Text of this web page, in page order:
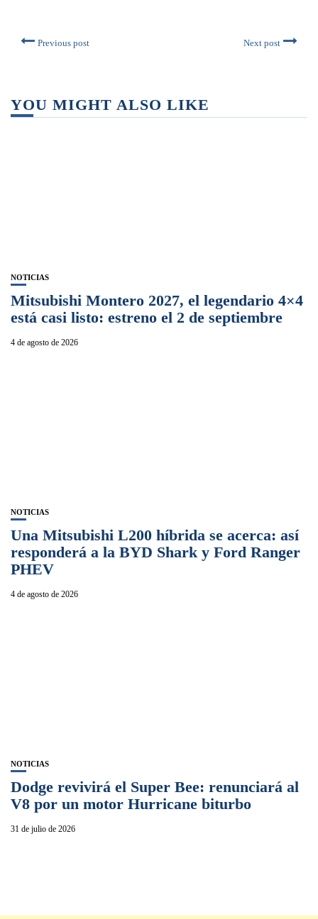
Previous post Next post
YOU MIGHT ALSO LIKE
NOTICIAS
Mitsubishi Montero 2027, el legendario 4×4
está casi listo: estreno el 2 de septiembre
4 de agosto de 2026
NOTICIAS
Una Mitsubishi L200 híbrida se acerca: así
responderá a la BYD Shark y Ford Ranger
PHEV
4 de agosto de 2026
NOTICIAS
Dodge revivirá el Super Bee: renunciará al
V8 por un motor Hurricane biturbo
31 de julio de 2026